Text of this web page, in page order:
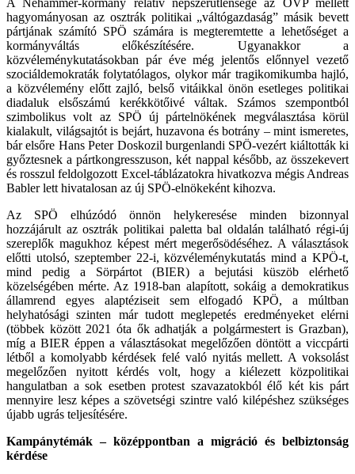
hagyományosan az osztrák politikai „váltógazdaság” másik bevett
pártjának számító SPÖ számára is megteremtette a lehetőséget a
kormányváltás előkészítésére. Ugyanakkor a
közvéleménykutatásokban pár éve még jelentős előnnyel vezető
szociáldemokraták folytatólagos, olykor már tragikomikumba hajló,
a közvélemény előtt zajló, belső vitáikkal önön esetleges politikai
diadaluk elsőszámú kerékkötőivé váltak. Számos szempontból
szimbolikus volt az SPÖ új pártelnökének megválasztása körül
kialakult, világsajtót is bejárt, huzavona és botrány – mint ismeretes,
bár elsőre Hans Peter Doskozil burgenlandi SPÖ-vezért kiáltották ki
győztesnek a pártkongresszuson, két nappal később, az összekevert
és rosszul feldolgozott Excel-táblázatokra hivatkozva mégis Andreas
Babler lett hivatalosan az új SPÖ-elnökeként kihozva.
Az SPÖ elhúzódó önnön helykeresése minden bizonnyal
hozzájárult az osztrák politikai paletta bal oldalán található régi-új
szereplők magukhoz képest mért megerősödéséhez. A választások
előtti utolsó, szeptember 22-i, közvéleménykutatás mind a KPÖ-t,
mind pedig a Sörpártot (BIER) a bejutási küszöb elérhető
közelségében mérte. Az 1918-ban alapított, sokáig a demokratikus
államrend egyes alaptéziseit sem elfogadó KPÖ, a múltban
helyhatósági szinten már tudott meglepetés eredményeket elérni
(többek között 2021 óta ők adhatják a polgármestert is Grazban),
míg a BIER éppen a választásokat megelőzően döntött a viccpárti
létből a komolyabb kérdések felé való nyitás mellett. A voksolást
megelőzően nyitott kérdés volt, hogy a kiélezett közpolitikai
hangulatban a sok esetben protest szavazatokból élő két kis párt
mennyire lesz képes a szövetségi szintre való kilépéshez szükséges
újabb ugrás teljesítésére.
Kampánytémák – középpontban a migráció és belbiztonság
kérdése